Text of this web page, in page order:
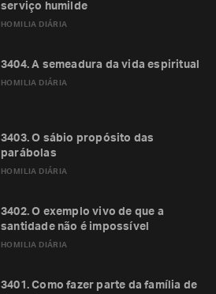
HOMILIA DIÁRIA
serviço humilde
HOMILIA DIÁRIA
3404. A semeadura da vida espiritual
HOMILIA DIÁRIA
3403. O sábio propósito das
parábolas
HOMILIA DIÁRIA
3402. O exemplo vivo de que a
santidade não é impossível
3401. Como fazer parte da família de